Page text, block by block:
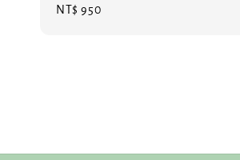
Regular
NT$ 950